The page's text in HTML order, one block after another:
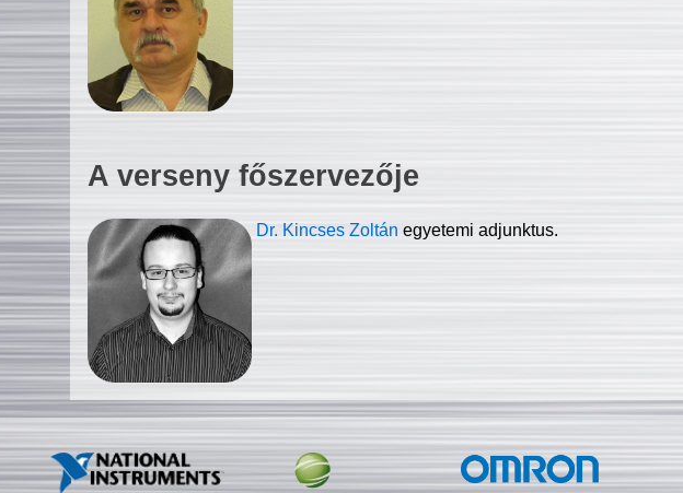
A verseny főszervezője
Dr. Kincses Zoltán egyetemi adjunktus.